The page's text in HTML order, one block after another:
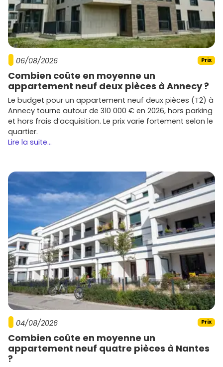
06/08/2026 Prix
Combien coûte en moyenne un
appartement neuf deux pièces à Annecy ?
Le budget pour un appartement neuf deux pièces (T2) à
Annecy tourne autour de 310 000 € en 2026, hors parking
et hors frais d’acquisition. Le prix varie fortement selon le
quartier.
Lire la suite...
04/08/2026 Prix
Combien coûte en moyenne un
appartement neuf quatre pièces à Nantes
?